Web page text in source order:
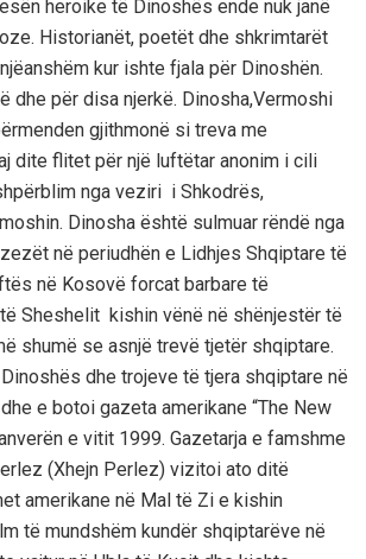
heroike tё Dinoshёs ende nuk janё
Historianёt, poetёt dhe shkrimtarёt
kur ishte fjala pёr Dinoshёn.
dhe pёr disa njerkё. Dinosha,Vermoshi
gjithmonё si treva me
dite flitet pёr njё luftёtar anonim i cili
nga veziri i Shkodrёs,
Dinosha ёshtё sulmuar rёndё nga
nё periudhёn e Lidhjes Shqiptare tё
nё Kosovё forcat barbare tё
Sheshelit kishin vёnё nё shёnjestёr tё
shumё se asnjё trevё tjetёr shqiptare.
dhe trojeve tё tjera shqiptare nё
e botoi gazeta amerikane “The New
e vitit 1999. Gazetarja e famshme
(Xhejn Perlez) vizitoi ato ditё
amerikane nё Mal tё Zi e kishin
tё mundshёm kundёr shqiptarёve nё